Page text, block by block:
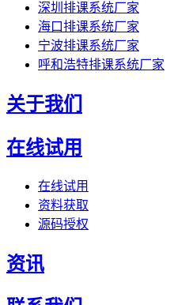
深圳排课系统厂家
海口排课系统厂家
宁波排课系统厂家
呼和浩特排课系统厂家
关于我们
在线试用
在线试用
资料获取
源码授权
资讯